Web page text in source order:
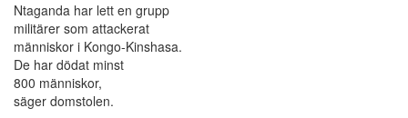
Ntaganda har lett en grupp
militärer som attackerat
människor i Kongo-Kinshasa.
De har dödat minst
800 människor,
säger domstolen.